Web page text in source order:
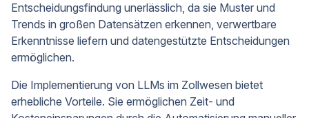
Entscheidungsfindung unerlässlich, da sie Muster und
Trends in großen Datensätzen erkennen, verwertbare
Erkenntnisse liefern und datengestützte Entscheidungen
ermöglichen.
Die Implementierung von LLMs im Zollwesen bietet
erhebliche Vorteile. Sie ermöglichen Zeit- und